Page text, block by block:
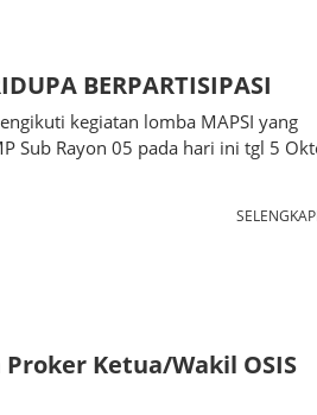
BERPARTISIPASI
kegiatan lomba MAPSI yang
Sub Rayon 05 pada hari ini tgl 5
Ketua/Wakil OSIS